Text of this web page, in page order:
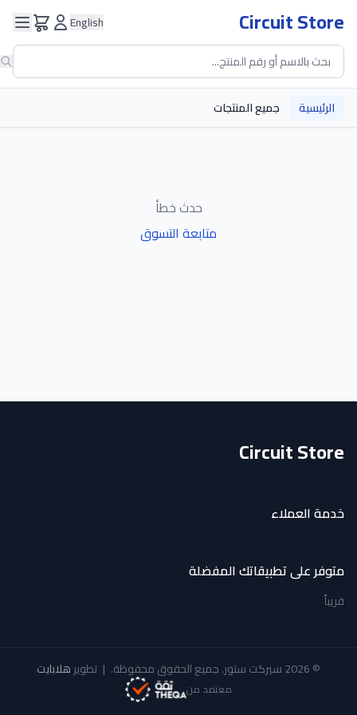
Circuit Store
English
الرئيسية جميع المنتجات
حدث خطأ
متابعة التسوق
Circuit Store
خدمة العملاء
متوفر على تطبيقاتك المفضلة
قريباً
© 2026 سيركت ستور. جميع الحقوق محفوظة. | تطويرهلابايت
معتمد من